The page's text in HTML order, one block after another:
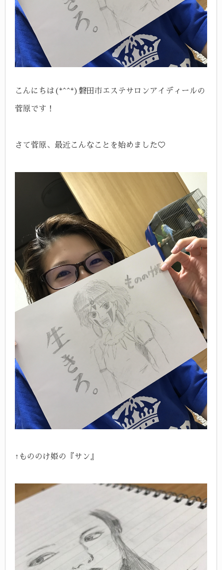
こんにちは(*^^*) 磐田市エステサロンアイディールの
菅原です！
さて菅原、最近こんなことを始めました♡
↑もののけ姫の『サン』